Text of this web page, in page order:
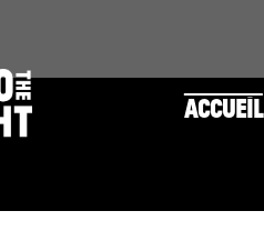
ACCUEIL